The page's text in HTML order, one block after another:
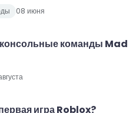
08 июня
команды Mad
игра Roblox?